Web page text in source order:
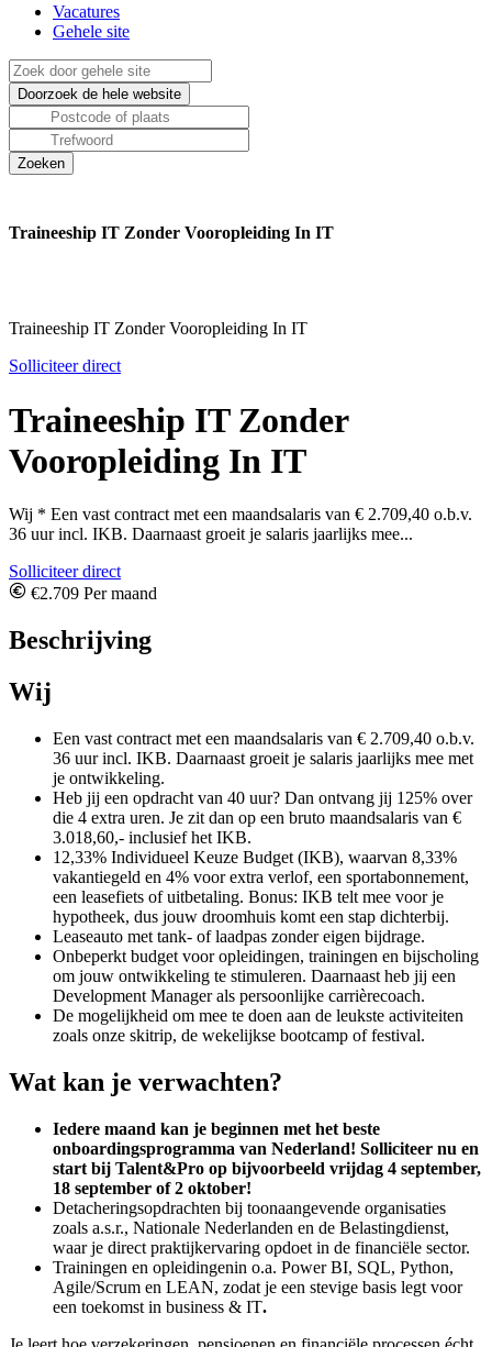
Vacatures
Gehele site
Traineeship IT Zonder Vooropleiding In IT
Traineeship IT Zonder Vooropleiding In IT
Solliciteer direct
Traineeship IT Zonder
Vooropleiding In IT
Wij * Een vast contract met een maandsalaris van € 2.709,40 o.b.v.
36 uur incl. IKB. Daarnaast groeit je salaris jaarlijks mee...
Solliciteer direct
€2.709 Per maand
Beschrijving
Wij
Een vast contract met een maandsalaris van € 2.709,40 o.b.v.
36 uur incl. IKB. Daarnaast groeit je salaris jaarlijks mee met
je ontwikkeling.
Heb jij een opdracht van 40 uur? Dan ontvang jij 125% over
die 4 extra uren. Je zit dan op een bruto maandsalaris van €
3.018,60,- inclusief het IKB.
12,33% Individueel Keuze Budget (IKB), waarvan 8,33%
vakantiegeld en 4% voor extra verlof, een sportabonnement,
een leasefiets of uitbetaling. Bonus: IKB telt mee voor je
hypotheek, dus jouw droomhuis komt een stap dichterbij.
Leaseauto met tank- of laadpas zonder eigen bijdrage.
Onbeperkt budget voor opleidingen, trainingen en bijscholing
om jouw ontwikkeling te stimuleren. Daarnaast heb jij een
Development Manager als persoonlijke carrièrecoach.
De mogelijkheid om mee te doen aan de leukste activiteiten
zoals onze skitrip, de wekelijkse bootcamp of festival.
Wat kan je verwachten?
Iedere maand kan je beginnen met het beste
onboardingsprogramma van Nederland! Solliciteer nu en
start bij Talent&Pro op bijvoorbeeld vrijdag 4 september,
18 september of 2 oktober!
Detacheringsopdrachten bij toonaangevende organisaties
zoals a.s.r., Nationale Nederlanden en de Belastingdienst,
waar je direct praktijkervaring opdoet in de financiële sector.
Trainingen en opleidingenin o.a. Power BI, SQL, Python,
Agile/Scrum en LEAN, zodat je een stevige basis legt voor
een toekomst in business & IT.